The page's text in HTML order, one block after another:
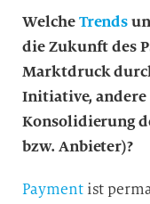
WelcheTrends
die Zukunft des
Marktdruck
Initiative, andere
Konsolidierung
bzw. Anbieter)?
Paymentist